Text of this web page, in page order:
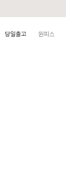
당일출고 원피스